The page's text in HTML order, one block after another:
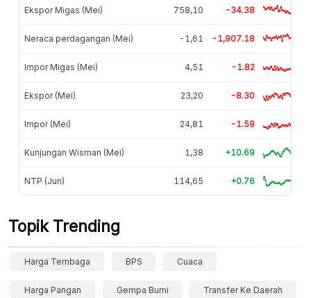
Ekspor Migas (Mei) 758,10 -34.38
Neraca perdagangan (Mei) -1,61 -1,907.18
Impor Migas (Mei) 4,51 -1.82
Ekspor (Mei) 23,20 -8.30
Impor (Mei) 24,81 -1.59
Kunjungan Wisman (Mei) 1,38 +10.69
NTP (Jun) 114,65 +0.76
Topik Trending
Harga Tembaga BPS Cuaca
Harga Pangan Gempa Bumi Transfer Ke Daerah